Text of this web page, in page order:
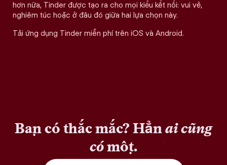
hơn nữa, Tinder được tạo ra cho mọi kiểu kết nối: vui vẻ,
nghiêm túc hoặc ở đâu đó giữa hai lựa chọn này.
Tải ứng dụng Tinder miễn phí trên iOS và Android.
Bạn có thắc mắc? Hẳnai cũng
cómột.